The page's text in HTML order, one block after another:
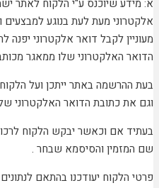
א: מידע שיוכנס ע"י הלקוח לאתר
אלקטרוני מעת לעת בנוגע
מעוניין לקבל דואר אלקטרוני
הדואר האלקטרוני שלו ממאגר
בעת ההרשמה באתר ייתכן ועל
וגם את כתובת הדואר האלקטרוני
בעתיד אם וכאשר יבקש הלקוח
שם המזמין והסיסמא שבחר .
פרטי הלקוח יעודכנו בהתאם